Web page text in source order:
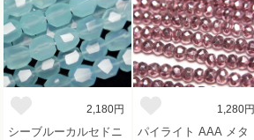
2,180円
シーブルーカルセドニ
1,280円
パイライト AAA メタ